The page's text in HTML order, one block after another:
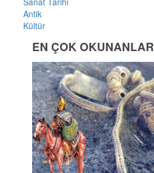
Antik
Kültür
EN ÇOK OKUNANLAR